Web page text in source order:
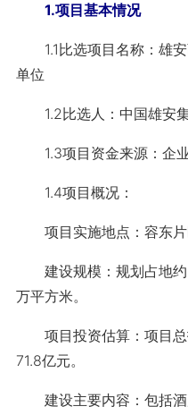
1.项目基本情况
1.1比选项目名称：雄安
单位
1.2比选人：中国雄安集
1.3项目资金来源：企
1.4项目概况：
项目实施地点：容东片
建设规模：规划占地约
万平方米。
项目投资估算：项目总
71.8亿元。
建设主要内容：包括酒